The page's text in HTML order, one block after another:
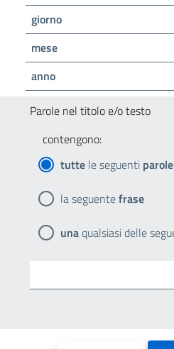
giorno
mese
anno
Parole nel titolo e/o testo
contengono:
tutte le seguenti parole
la seguentefrase
unaqualsiasi delle